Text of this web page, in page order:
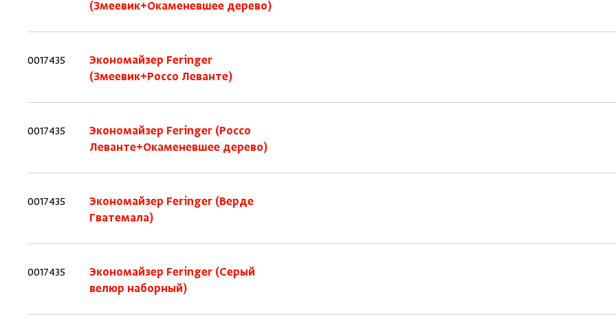
(Змеевик+Окаменевшее дерево)
0017435
Экономайзер Feringer
(Змеевик+Россо Леванте)
0017435
Экономайзер Feringer (Россо
Леванте+Окаменевшее дерево)
0017435
Экономайзер Feringer (Верде
Гватемала)
0017435
Экономайзер Feringer (Серый
велюр наборный)